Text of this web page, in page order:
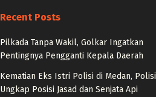
Recent Posts
Pilkada Tanpa Wakil, Golkar Ingatkan
Pentingnya Pengganti Kepala Daerah
Kematian Eks Istri Polisi di Medan, Polisi
Ungkap Posisi Jasad dan Senjata Api